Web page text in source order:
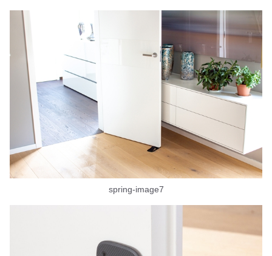
spring-image7